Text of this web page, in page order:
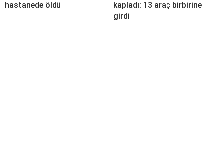
hastanede öldü
kapladı: 13 araç birbirine
girdi